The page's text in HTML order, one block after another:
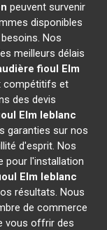
peuvent survenir
disponibles
Nos
meilleurs délais
fioul Elm
compétitifs et
des devis
Elm leblanc
garanties sur nos
d'esprit. Nos
pour l'installation
Elm leblanc
résultats. Nous
de commerce
vous offrir des